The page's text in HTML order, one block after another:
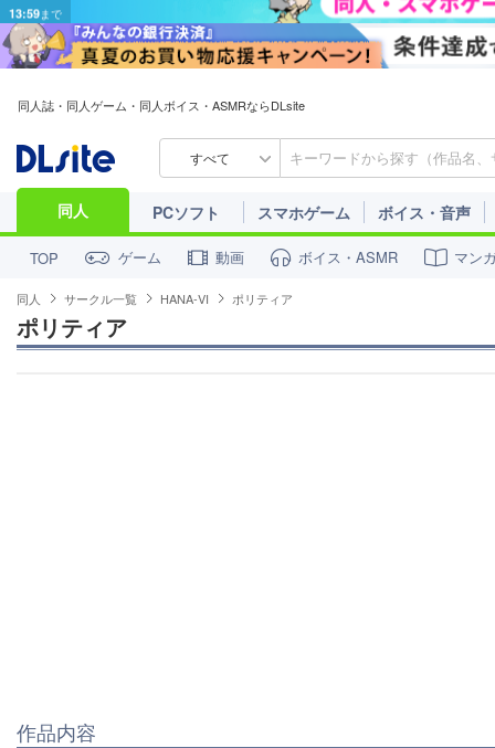
同人誌・同人ゲーム・同人ボイス・ASMRならDLsite
すべて
同人 PCソフト スマホゲーム ボイス・音声
TOP ゲーム 動画 ボイス・ASMR マン
同人 サークル一覧 HANA-VI ポリティア
ポリティア
作品内容